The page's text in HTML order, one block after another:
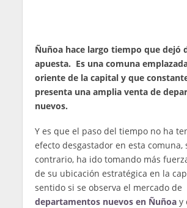
Ñuñoa hace largo tiempo que dejó
apuesta. Es una comuna
oriente de la capital y que
presenta una amplia venta de
nuevos.
Y es que el paso del tiempo no ha
efecto desgastador en esta comuna,
contrario, ha ido tomando más
de su ubicación estratégica en la
sentido si se observa el mercado de
departamentos nuevos en Ñuñoa y